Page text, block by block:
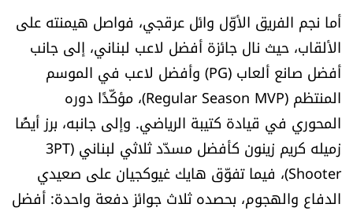
سجالات
صحّة وصحن
الرياضة
منوّعات
حظّك اليوم
أما نجم الفريق الأوّل وائل عرقجي، فواصل هيمنته على
الألقاب، حيث نال جائزة أفضل لاعب لبناني، إلى جانب
أفضل صانع ألعاب (PG) وأفضل لاعب في الموسم
المنتظم (Regular Season MVP)، مؤكّدًا دوره
المحوري في قيادة كتيبة الرياضي. وإلى جانبه، برز أيضًا
زميله كريم زينون كأفضل مسدّد ثلاثي لبناني (3PT
Shooter)، فيما تفوّق هايك غيوكجيان على صعيدي
الدفاع والهجوم، بحصده ثلاث جوائز دفعة واحدة: أفضل